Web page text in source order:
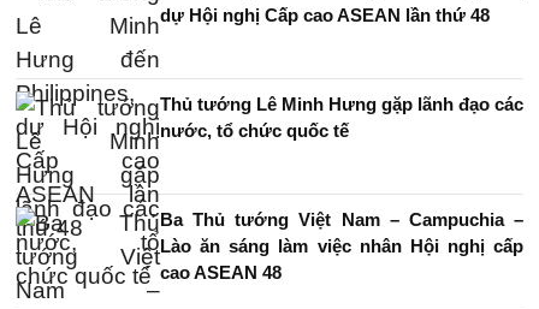
dự Hội nghị Cấp cao ASEAN lần thứ 48
Thủ tướng Lê Minh Hưng gặp lãnh đạo các
nước, tổ chức quốc tế
Ba Thủ tướng Việt Nam – Campuchia –
Lào ăn sáng làm việc nhân Hội nghị cấp
cao ASEAN 48